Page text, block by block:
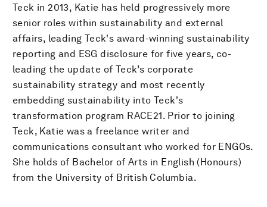
Teck in 2013, Katie has held progressively more
senior roles within sustainability and external
affairs, leading Teck's award-winning sustainability
reporting and ESG disclosure for five years, co-
leading the update of Teck’s corporate
sustainability strategy and most recently
embedding sustainability into Teck's
transformation program RACE21. Prior to joining
Teck, Katie was a freelance writer and
communications consultant who worked for ENGOs.
She holds of Bachelor of Arts in English (Honours)
from the University of British Columbia.